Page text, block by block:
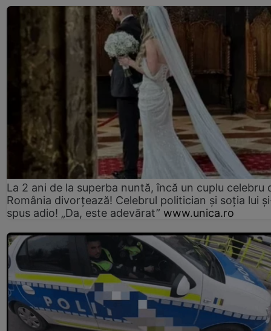
La 2 ani de la superba nuntă, încă un cuplu celebru
România divorțează! Celebrul politician și soția lui
spus adio! „Da, este adevărat” www.unica.ro